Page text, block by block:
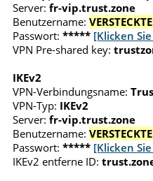
Server: fr-vip.trust.zone
Benutzername:
Passwort: ***** [Klicken
VPN Pre-shared key:
IKEv2
VPN-Verbindungsname:
VPN-Typ: IKEv2
Server: fr-vip.trust.zone
Benutzername:
Passwort: ***** [Klicken
IKEv2 entferne ID: